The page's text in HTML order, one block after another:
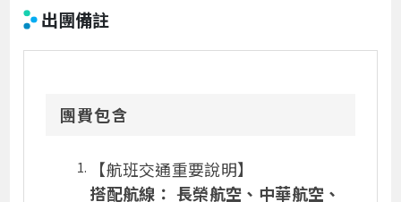
出團備註
團費包含
【航班交通重要說明】
搭配航線： 長榮航空、中華航空 、